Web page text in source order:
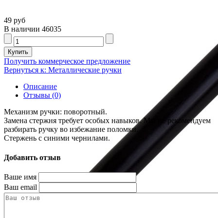
49 руб
В наличии 46035
Получить коммерческое предложение
Вернуться к: Металлические ручки
Описание
Отзывы (0)
Механизм ручки: поворотный.
Замена стержня требует особых навыков. Мы не рекомендуем
разбирать ручку во избежание поломки.
Стержень с синими чернилами.
Добавить отзыв
Ваше имя
Ваш email